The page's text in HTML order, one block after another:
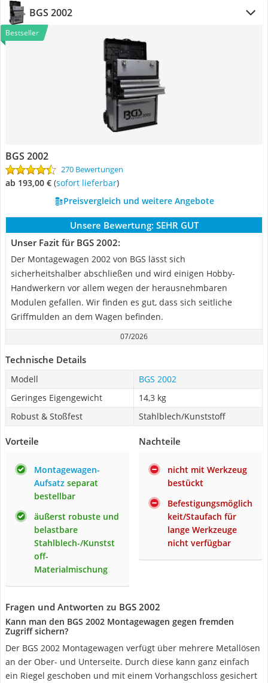
BGS 2002
Bestseller
BGS 2002
270 Bewertungen
ab 193,00 € ( Sofort lieferbar)
Preisvergleich und weitere Angebote
Unsere Bewertung: SEHR GUT
Unser Fazit für BGS 2002:
Der Montagewagen 2002 von BGS lässt sich
sicherheitshalber abschließen und wird einigen Hobby-
Handwerkern vor allem wegen der herausnehmbaren
Modulen gefallen. Wir finden es gut, dass sich seitliche
Griffmulden an dem Wagen befinden.
07/2026
Technische Details
Modell
BGS 2002
Geringes Eigengewicht
14,3 kg
Robust & Stoßfest
Stahlblech/Kunststoff
Vorteile
Montagewagen-
Aufsatz separat
bestellbar
äußerst robuste und
belastbare
Stahlblech-/Kunstst
off-
Materialmischung
Nachteile
nicht mit Werkzeug
bestückt
Befestigungsmöglich
keit/Staufach für
lange Werkzeuge
nicht verfügbar
Fragen und Antworten zu BGS 2002
Kann man den BGS 2002 Montagewagen gegen fremden
Zugriff sichern?
Der BGS 2002 Montagewagen verfügt über mehrere Metallösen
an der Ober- und Unterseite. Durch diese kann ganz einfach
ein Riegel geschoben und mit einem Vorhangschloss gesichert